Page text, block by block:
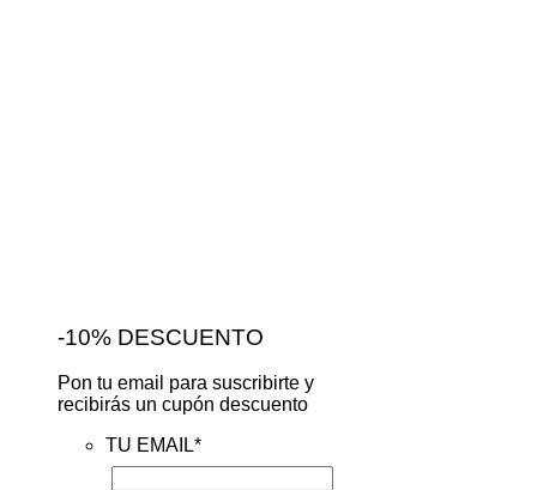
-10% DESCUENTO
Pon tu email para suscribirte y
recibirás un cupón descuento
TU EMAIL*